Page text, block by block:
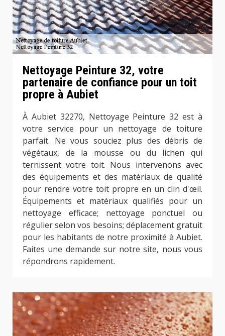
Nettoyage Peinture 32, votre
partenaire de confiance pour un toit
propre à Aubiet
À Aubiet 32270, Nettoyage Peinture 32 est à
votre service pour un nettoyage de toiture
parfait. Ne vous souciez plus des débris de
végétaux, de la mousse ou du lichen qui
ternissent votre toit. Nous intervenons avec
des équipements et des matériaux de qualité
pour rendre votre toit propre en un clin d'œil.
Équipements et matériaux qualifiés pour un
nettoyage efficace; nettoyage ponctuel ou
régulier selon vos besoins; déplacement gratuit
pour les habitants de notre proximité à Aubiet.
Faites une demande sur notre site, nous vous
répondrons rapidement.